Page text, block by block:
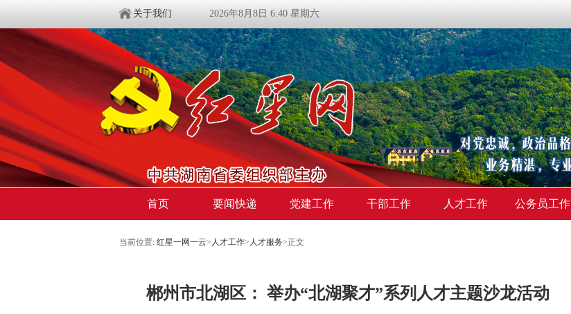
关于我们 2026年8月8日 6:40 星期六
首页 要闻快递 党建工作 干部工作 人才工作 公务员工作
当前位置: 红星一网一云> 人才工作> 人才服务>正文
郴州市北湖区： 举办“北湖聚才”系列人才主题沙龙活动